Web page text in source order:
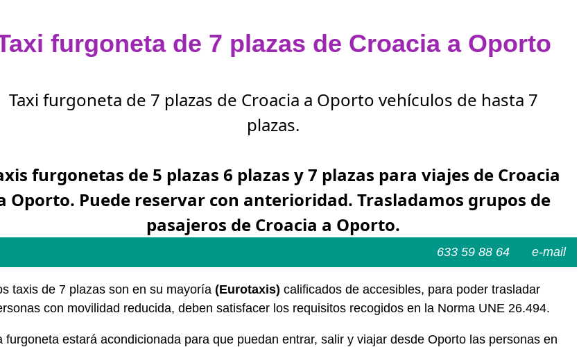
furgoneta de 7 plazas de Croacia a Oporto
Taxi furgoneta de 7 plazas de Croacia a Oporto vehículos de hasta 7
plazas.
furgonetas de 5 plazas 6 plazas y 7 plazas para viajes de Croacia
Oporto. Puede reservar con anterioridad. Trasladamos grupos de
pasajeros de Croacia a Oporto.
e-mail
633 59 88 64
taxis de 7 plazas son en su mayoría (Eurotaxis) calificados de accesibles, para poder trasladar
con movilidad reducida, deben satisfacer los requisitos recogidos en la Norma UNE 26.494.
furgoneta estará acondicionada para que puedan entrar, salir y viajar desde Oporto las personas en